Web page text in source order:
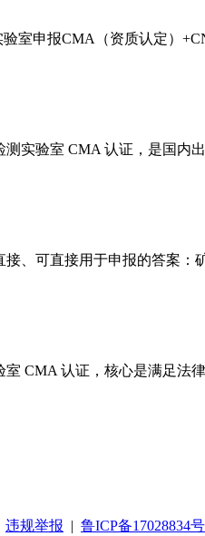
室申报CMA（资质认定）
实验室 CMA 认证，是国内
、可直接用于申报的答案：
CMA 认证，核心是满足法
违规举报 | 鲁ICP备17028834号